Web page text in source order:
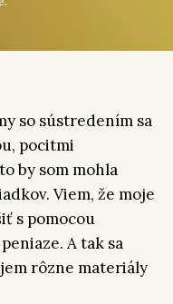
so sústredením sa
pocitmi
by som mohla
Viem, že moje
s pomocou
A tak sa
rôzne materiály